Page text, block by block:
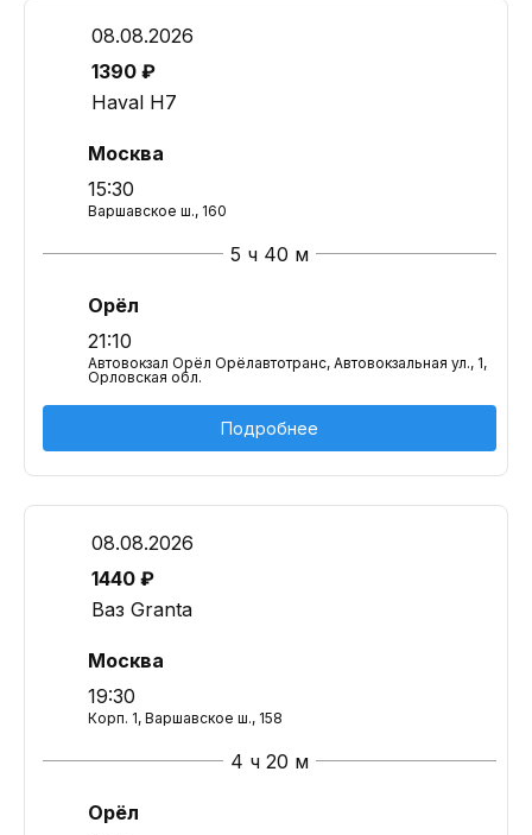
08.08.2026
1390 ₽
Haval H7
Москва
15:30
Варшавское ш., 160
5 ч 40 м
Орёл
21:10
Автовокзал Орёл Орёлавтотранс, Автовокзальная ул., 1,
Орловская обл.
Подробнее
08.08.2026
1440 ₽
Ваз Granta
Москва
19:30
Корп. 1, Варшавское ш., 158
4 ч 20 м
Орёл